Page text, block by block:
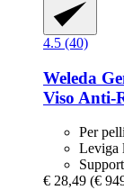
4.5 (40)
Weleda
Viso Anti-​
Per
Leviga
€ 28,49 (€